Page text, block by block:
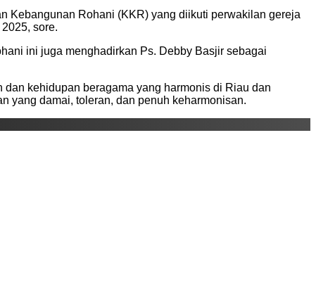
Kebangunan Rohani (KKR) yang diikuti perwakilan gereja
sore.
ini juga menghadirkan Ps. Debby Basjir sebagai
kehidupan beragama yang harmonis di Riau dan
yang damai, toleran, dan penuh keharmonisan.